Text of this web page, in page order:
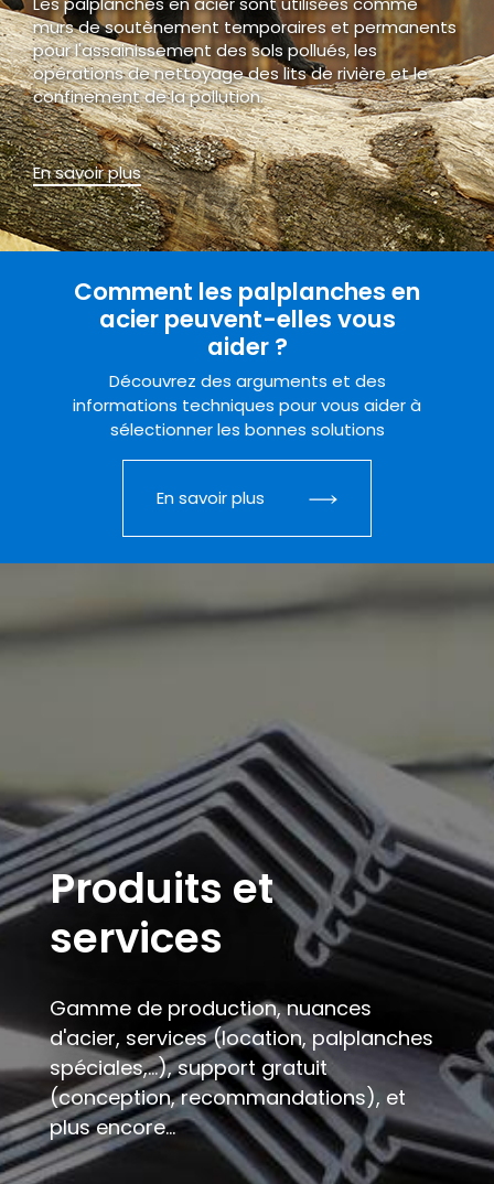
murs de soutènement temporaires et permanents
pour l'assainissement des sols pollués, les
opérations de nettoyage des lits de rivière et le
confinement de la pollution.
En savoir plus
Comment les palplanches en
acier peuvent-elles vous
aider ?
Découvrez des arguments et des
informations techniques pour vous aider à
sélectionner les bonnes solutions
En savoir plus
Produits et
services
Gamme de production, nuances
d'acier, services (location, palplanches
spéciales,...), support gratuit
(conception, recommandations), et
plus encore...